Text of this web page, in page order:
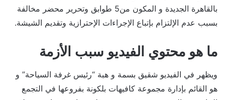
بالقاهرة الجديدة و المكون من5 طوابق وتحرير محضر مخالفة
بسبب عدم الإلتزام بإتباع الإجراءات الإحترازية وتقديم الشيشة.
ما هو محتوي الفيديو سبب الأزمة
ويظهر في الفيديو شقيق بسمة و هبة “رئيس غرفة السياحة” و
هو القائم بإدارة مجموعة كافيهات بلكونة بفروعها في التجمع